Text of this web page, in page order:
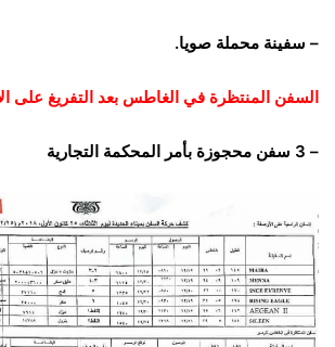
– سفينة محملة صويا.
السفن المنتظرة في الغاطس بعد التفريغ على
– 3 سفن محجوزة بأمر المحكمة التجارية